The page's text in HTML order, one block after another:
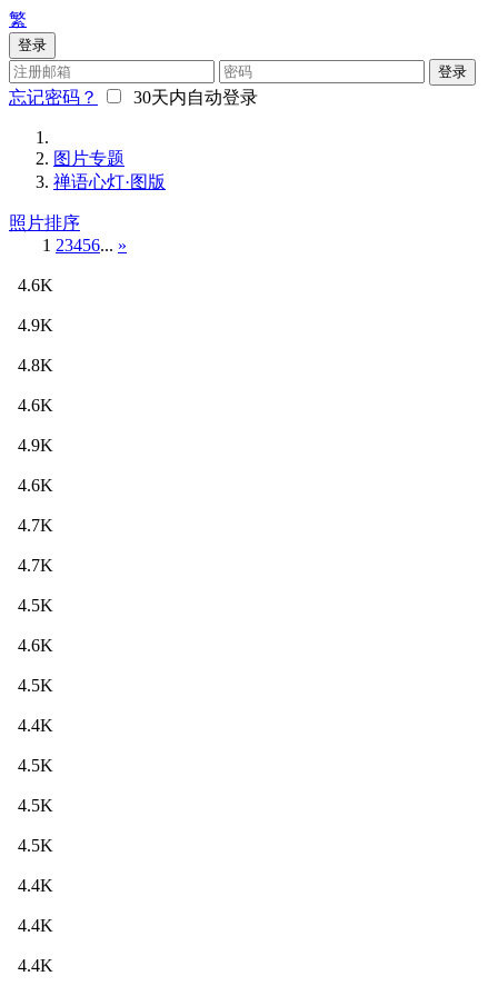
繁
登录
登录
忘记密码？ 30天内自动登录
图片专题
禅语心灯·图版
照片排序
1 23456... »
4.6K
4.9K
4.8K
4.6K
4.9K
4.6K
4.7K
4.7K
4.5K
4.6K
4.5K
4.4K
4.5K
4.5K
4.5K
4.4K
4.4K
4.4K